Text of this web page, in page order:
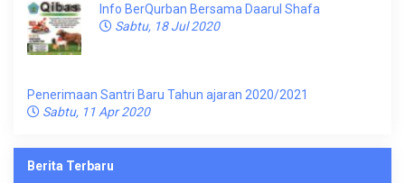
Info BerQurban Bersama Daarul Shafa
Sabtu, 18 Jul 2020
Penerimaan Santri Baru Tahun ajaran 2020/2021
Sabtu, 11 Apr 2020
Berita Terbaru